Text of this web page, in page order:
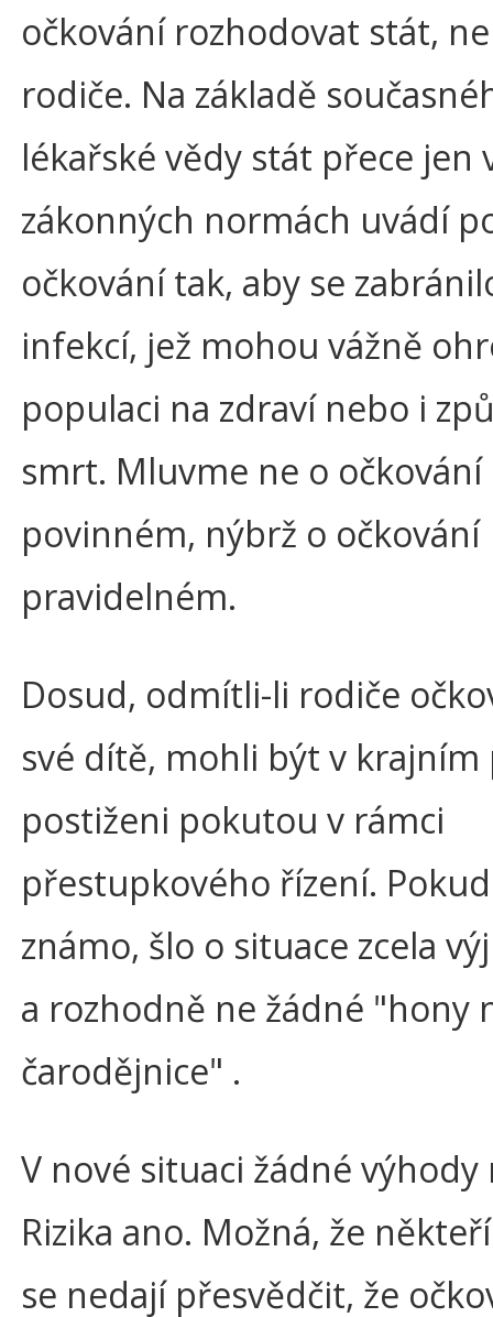
očkování rozhodovat stát,
rodiče. Na základě
lékařské vědy stát přece jen
zákonných normách uvádí
očkování tak, aby se
infekcí, jež mohou vážně
populaci na zdraví nebo i
smrt. Mluvme ne o očkování
povinném, nýbrž o očkování
pravidelném.
Dosud, odmítli-li rodiče
své dítě, mohli být v
postiženi pokutou v rámci
přestupkového řízení.
známo, šlo o situace zcela
a rozhodně ne žádné "hony
čarodějnice" .
V nové situaci žádné
Rizika ano. Možná, že
se nedají přesvědčit, že